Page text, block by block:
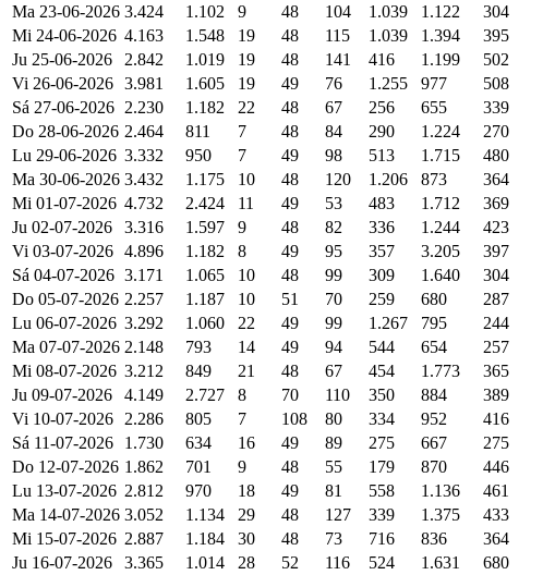
Ma 23-06-2026 3.424 1.102 9 48 104 1.039 1.122
304
Mi 24-06-2026 4.163 1.548 19 48 115 1.039 1.394
395
Ju 25-06-2026
2.842 1.019 19 48 141 416 1.199
502
Vi 26-06-2026 3.981 1.605 19 49 76 1.255 977
508
Sá 27-06-2026 2.230 1.182 22 48 67 256 655
339
Do 28-06-2026 2.464 811 7 48 84 290 1.224
270
Lu 29-06-2026 3.332 950 7 49 98 513 1.715
480
Ma 30-06-2026 3.432 1.175 10 48 120 1.206 873
364
Mi 01-07-2026 4.732 2.424 11 49 53 483 1.712
369
Ju 02-07-2026
3.316 1.597 9 48 82 336 1.244
423
Vi 03-07-2026 4.896 1.182 8 49 95 357 3.205
397
Sá 04-07-2026 3.171 1.065 10 48 99 309 1.640
304
Do 05-07-2026 2.257 1.187 10 51 70 259 680
287
Lu 06-07-2026 3.292 1.060 22 49 99 1.267 795
244
Ma 07-07-2026 2.148 793 14 49 94 544 654
257
Mi 08-07-2026 3.212 849 21 48 67 454 1.773
365
Ju 09-07-2026
4.149 2.727 8 70 110 350 884
389
Vi 10-07-2026
2.286 805 7 108 80 334 952
416
Sá 11-07-2026
1.730 634 16 49 89 275 667
275
Do 12-07-2026 1.862 701 9 48 55 179 870
446
Lu 13-07-2026 2.812 970 18 49 81 558 1.136
461
Ma 14-07-2026 3.052 1.134 29 48 127 339 1.375
433
Mi 15-07-2026 2.887 1.184 30 48 73 716 836
364
Ju 16-07-2026
3.365 1.014 28 52 116 524 1.631
680